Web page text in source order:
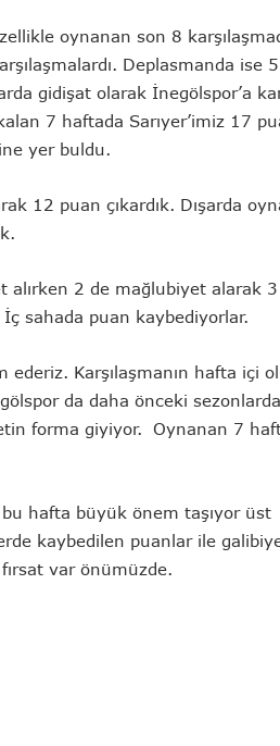
oynanan son 8
Deplasmanda ise 5
gidişat olarak İnegölspor’a
7 haftada Sarıyer’imiz 17
yer buldu.
12 puan çıkardık. Dışarda
alırken 2 de mağlubiyet alarak 3
sahada puan kaybediyorlar.
Karşılaşmanın hafta içi
da daha önceki sezonlarda
forma giyiyor. Oynanan 7
bu hafta büyük önem taşıyor üst
kaybedilen puanlar ile
var önümüzde.